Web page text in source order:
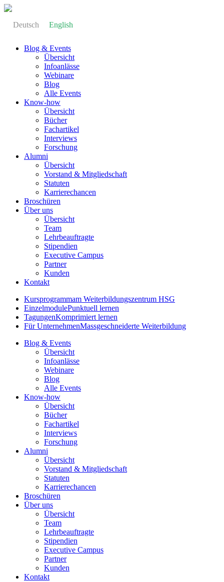
Deutsch English
Blog & Events
Übersicht
Infoanlässe
Webinare
Blog
Alle Events
Know-how
Übersicht
Bücher
Fachartikel
Interviews
Forschung
Alumni
Übersicht
Vorstand & Mitgliedschaft
Statuten
Karrierechancen
Broschüren
Über uns
Übersicht
Team
Lehrbeauftragte
Stipendien
Executive Campus
Partner
Kunden
Kontakt
Kursprogrammam Weiterbildungszentrum HSG
EinzelmodulePunktuell lernen
TagungenKomprimiert lernen
Für UnternehmenMassgeschneiderte Weiterbildung
Blog & Events
Übersicht
Infoanlässe
Webinare
Blog
Alle Events
Know-how
Übersicht
Bücher
Fachartikel
Interviews
Forschung
Alumni
Übersicht
Vorstand & Mitgliedschaft
Statuten
Karrierechancen
Broschüren
Über uns
Übersicht
Team
Lehrbeauftragte
Stipendien
Executive Campus
Partner
Kunden
Kontakt